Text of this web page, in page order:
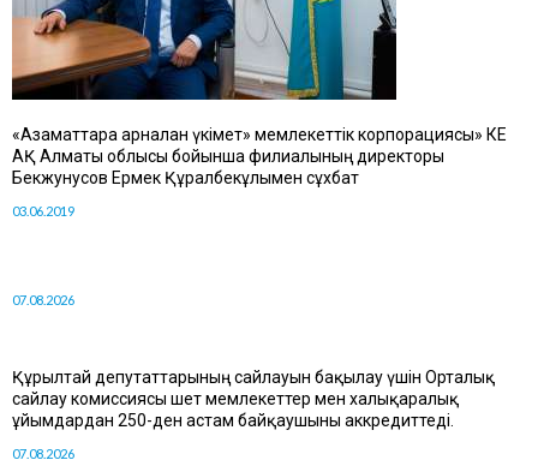
«Азаматтарға арналған үкімет» мемлекеттік корпорациясы» КЕ
АҚ Алматы облысы бойынша филиалының директоры
Бекжунусов Ермек Құралбекұлымен сұхбат
03.06.2019
07.08.2026
Құрылтай депутаттарының сайлауын бақылау үшін Орталық
сайлау комиссиясы шет мемлекеттер мен халықаралық
ұйымдардан 250-ден астам байқаушыны аккредиттеді.
07.08.2026